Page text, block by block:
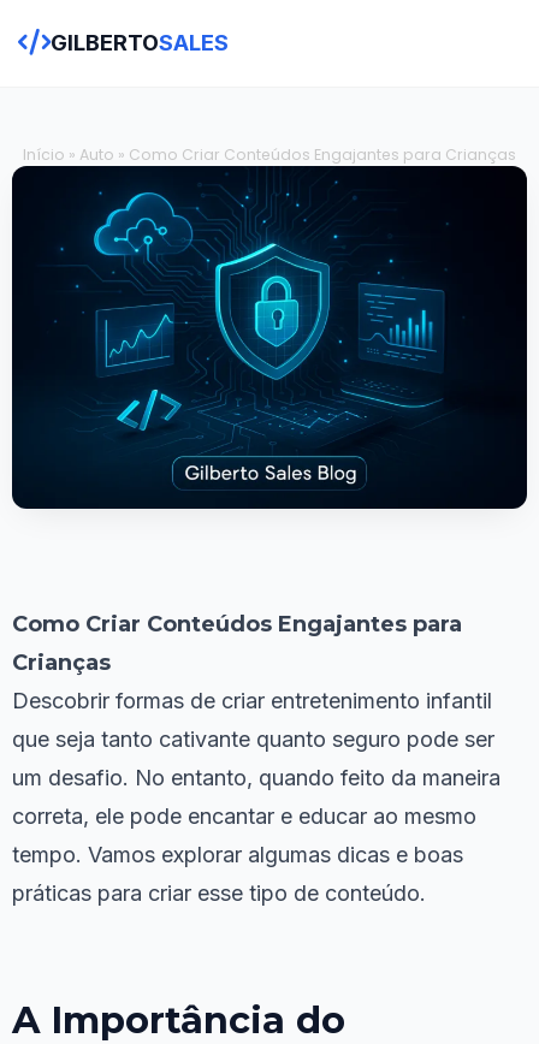
GILBERTOSALES
Início » Auto » Como Criar Conteúdos Engajantes para Crianças
Como Criar Conteúdos Engajantes para
Crianças
Descobrir formas de criar entretenimento infantil
que seja tanto cativante quanto seguro pode ser
um desafio. No entanto, quando feito da maneira
correta, ele pode encantar e educar ao mesmo
tempo. Vamos explorar algumas dicas e boas
práticas para criar esse tipo de conteúdo.
A Importância do